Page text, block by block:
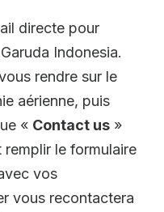
directe pour
Indonesia.
rendre sur le
aérienne, puis
« Contact us »
le formulaire
vos
vous recontactera